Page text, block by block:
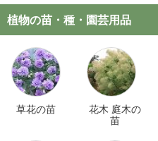
植物の苗・種・園芸用品
草花の苗
花木 庭木の
苗